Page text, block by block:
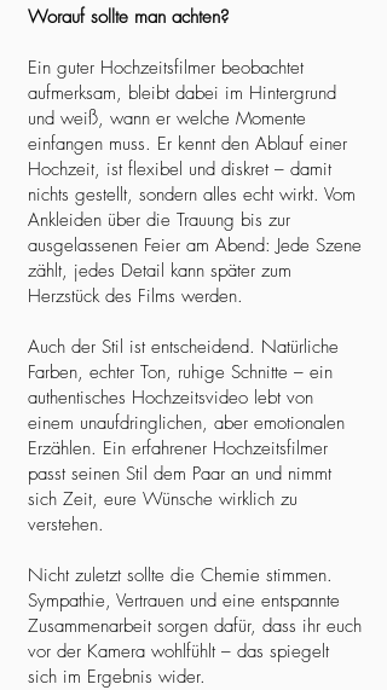
Worauf sollte man achten?
Ein guter Hochzeitsfilmer beobachtet
aufmerksam, bleibt dabei im Hintergrund
und weiß, wann er welche Momente
einfangen muss. Er kennt den Ablauf einer
Hochzeit, ist flexibel und diskret – damit
nichts gestellt, sondern alles echt wirkt. Vom
Ankleiden über die Trauung bis zur
ausgelassenen Feier am Abend: Jede Szene
zählt, jedes Detail kann später zum
Herzstück des Films werden.
Auch der Stil ist entscheidend. Natürliche
Farben, echter Ton, ruhige Schnitte – ein
authentisches Hochzeitsvideo lebt von
einem unaufdringlichen, aber emotionalen
Erzählen. Ein erfahrener Hochzeitsfilmer
passt seinen Stil dem Paar an und nimmt
sich Zeit, eure Wünsche wirklich zu
verstehen.
Nicht zuletzt sollte die Chemie stimmen.
Sympathie, Vertrauen und eine entspannte
Zusammenarbeit sorgen dafür, dass ihr euch
vor der Kamera wohlfühlt – das spiegelt
sich im Ergebnis wider.